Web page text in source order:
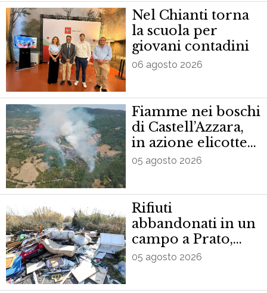
Canadair
Nel Chianti torna
la scuola per
giovani contadini
06 agosto 2026
Fiamme nei boschi
di Castell’Azzara,
in azione elicotteri
e canadair
05 agosto 2026
Rifiuti
abbandonati in un
campo a Prato,
scatta sequestro
05 agosto 2026